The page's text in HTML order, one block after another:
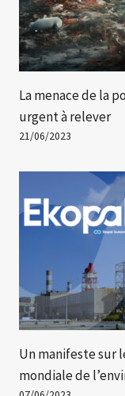
La menace de la
urgent à relever
21/06/2023
Un manifeste sur
mondiale de